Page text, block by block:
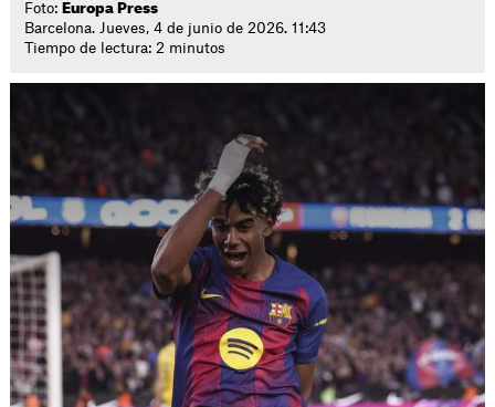
Foto: Europa Press
Barcelona. Jueves, 4 de junio de 2026. 11:43
Tiempo de lectura: 2 minutos